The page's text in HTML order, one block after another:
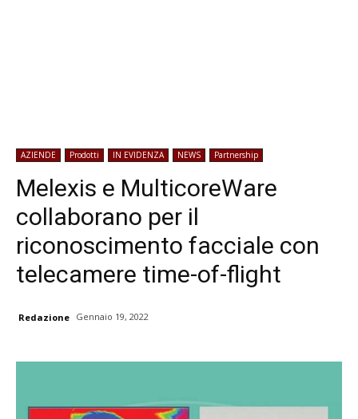
AZIENDE Prodotti IN EVIDENZA NEWS Partnership
Melexis e MulticoreWare
collaborano per il
riconoscimento facciale con
telecamere time-of-flight
Redazione Gennaio 19, 2022